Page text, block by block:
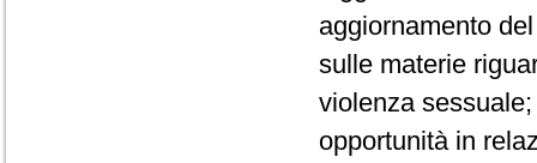
aggiornamento
sulle materie
violenza
opportunità in